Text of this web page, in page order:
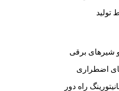
تولید
و شیرهای برقی
اضطراری